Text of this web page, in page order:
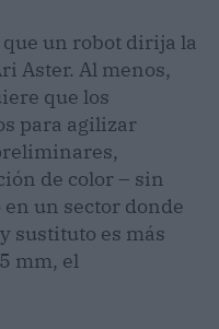
un robot dirija la
Aster. Al menos,
que los
para agilizar
de color – sin
un sector donde
sustituto es más
mm, el